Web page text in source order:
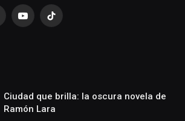
YouTubeTikTok
Ciudad que brilla: la oscura novela de
Ramón Lara